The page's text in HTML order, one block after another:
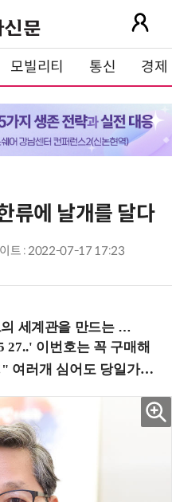
모빌리티 통신 경제
류에 날개를 달다
트 : 2022-07-17 17:23
지식 설계자로.. (8/20 강남역)